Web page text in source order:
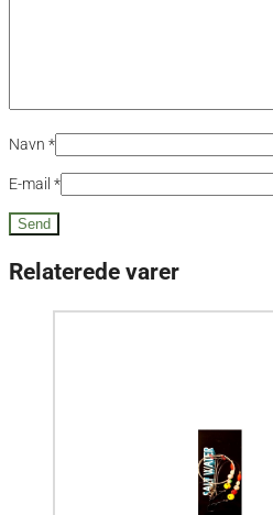
Navn *
E-mail *
Relaterede varer